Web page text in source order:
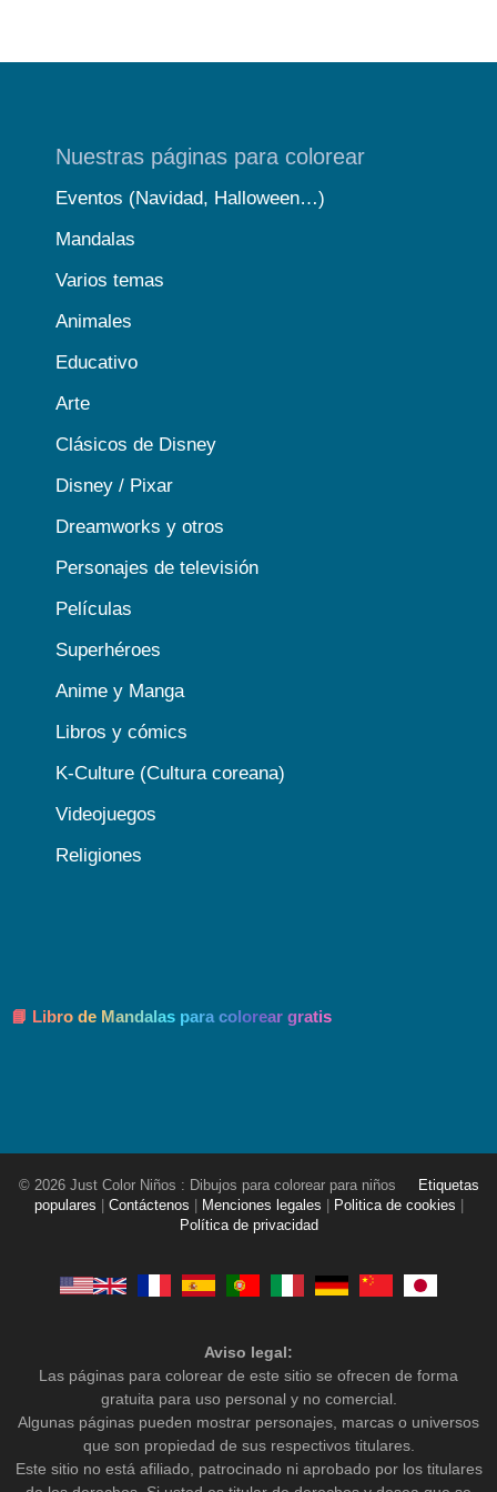
Nuestras páginas para colorear
Eventos (Navidad, Halloween…)
Mandalas
Varios temas
Animales
Educativo
Arte
Clásicos de Disney
Disney / Pixar
Dreamworks y otros
Personajes de televisión
Películas
Superhéroes
Anime y Manga
Libros y cómics
K-Culture (Cultura coreana)
Videojuegos
Religiones
📘 Libro de Mandalas para colorear gratis
© 2026 Just Color Niños : Dibujos para colorear para niños
Etiquetas
populares
Contáctenos Menciones legales Politica de cookies
Política de privacidad
Aviso legal:
Las páginas para colorear de este sitio se ofrecen de forma
gratuita para uso personal y no comercial.
Algunas páginas pueden mostrar personajes, marcas o universos
que son propiedad de sus respectivos titulares.
Este sitio no está afiliado, patrocinado ni aprobado por los titulares